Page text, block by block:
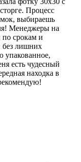
Процесс
выбираешь
Менеджеры на
по срокам и
без лишних
упакованное,
есть чудесный
находка в